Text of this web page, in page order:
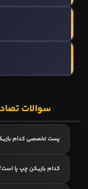
سوالات
پست تخصصی کدام
کدام بازیکن چپ پا